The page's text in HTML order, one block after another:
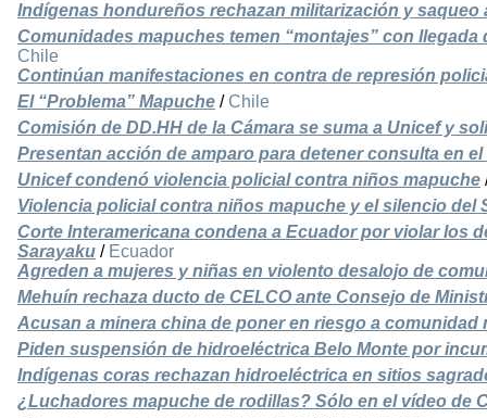
Indígenas hondureños rechazan militarización y saqueo
Comunidades mapuches temen “montajes” con llegada
Chile
Continúan manifestaciones en contra de represión
El “Problema” Mapuche / Chile
Comisión de DD.HH de la Cámara se suma a Unicef y
Presentan acción de amparo para detener consulta en el
Unicef condenó violencia policial contra niños mapuche
Violencia policial contra niños mapuche y el silencio del
Corte Interamericana condena a Ecuador por violar los
Sarayaku / Ecuador
Agreden a mujeres y niñas en violento desalojo de
Mehuín rechaza ducto de CELCO ante Consejo de
Acusan a minera china de poner en riesgo a comunidad
Piden suspensión de hidroeléctrica Belo Monte por
Indígenas coras rechazan hidroeléctrica en sitios
¿Luchadores mapuche de rodillas? Sólo en el vídeo de